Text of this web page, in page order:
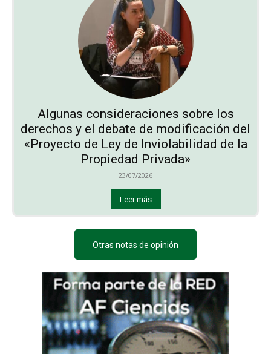
Algunas consideraciones sobre los
derechos y el debate de modificación del
«Proyecto de Ley de Inviolabilidad de la
Propiedad Privada»
23/07/2026
Leer más
Otras notas de opinión